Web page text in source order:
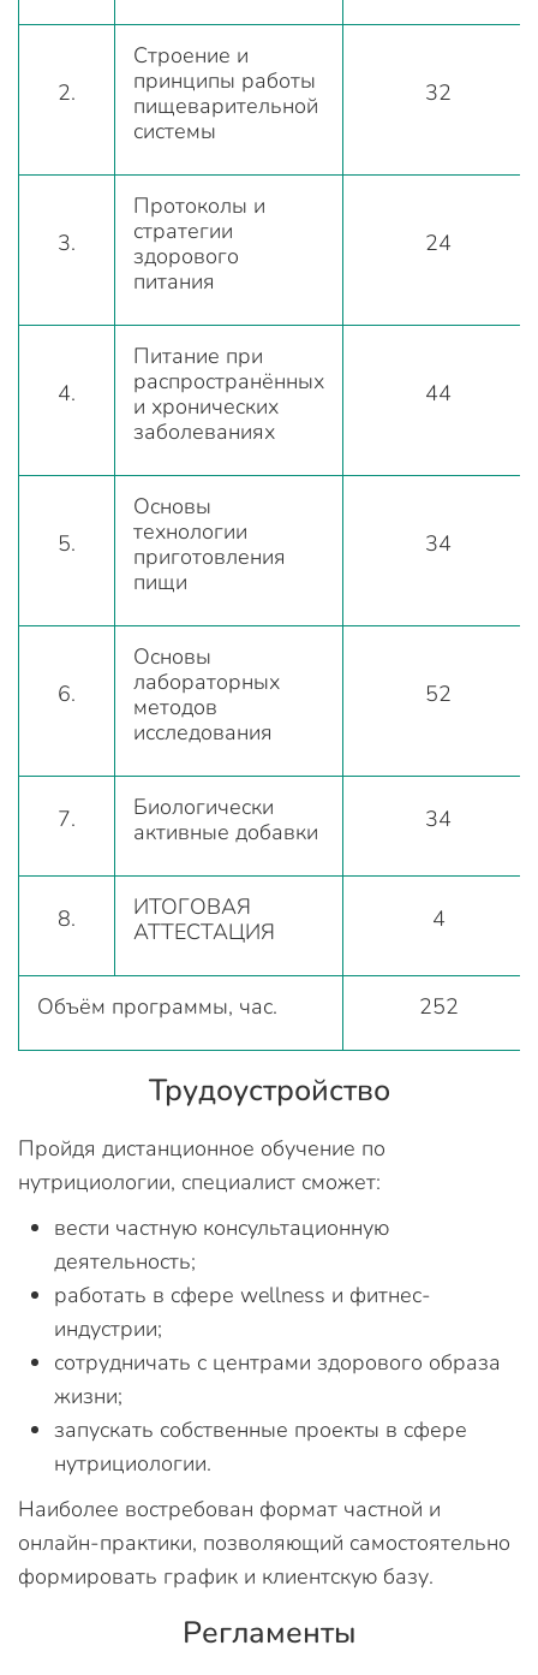
2.
Строение и
принципы работы
пищеварительной
системы
32
3.
Протоколы и
стратегии
здорового
питания
24
4.
Питание при
распространённых
и хронических
заболеваниях
44
5.
Основы
технологии
приготовления
пищи
34
6.
Основы
лабораторных
методов
исследования
52
7.
Биологически
активные добавки
34
8.
ИТОГОВАЯ
АТТЕСТАЦИЯ
4
Объём программы, час. 252
Трудоустройство
Пройдя дистанционное обучение по
нутрициологии, специалист сможет:
вести частную консультационную
деятельность;
работать в сфере wellness и фитнес-
индустрии;
сотрудничать с центрами здорового образа
жизни;
запускать собственные проекты в сфере
нутрициологии.
Наиболее востребован формат частной и
онлайн-практики, позволяющий самостоятельно
формировать график и клиентскую базу.
Регламенты